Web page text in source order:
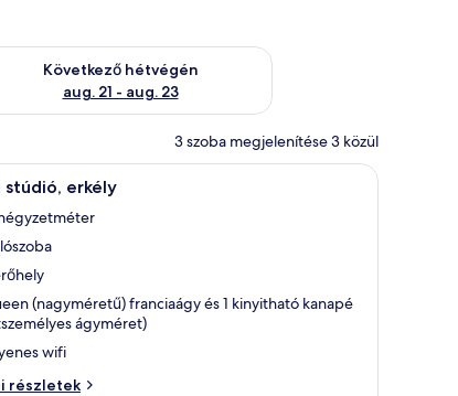
aug. 14 - aug. 16
Következő hétvégén
aug. 21 - aug. 23
hétvégi rendelkezésre állás ellenőrzése: aug. 21
3 szoba megjelenítése 3 közül
és ingyenes wifi Íróasztal, sötétítőfüggöny, vasaló/
stúdió, erkély
(nagyméretű) franciaágy és 1 kinyitható kanapé
ágyméret)
wifi
részletek